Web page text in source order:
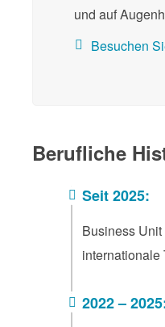
und auf
Besuchen
Berufliche
Seit 2025:
Business
internationale
2022 –